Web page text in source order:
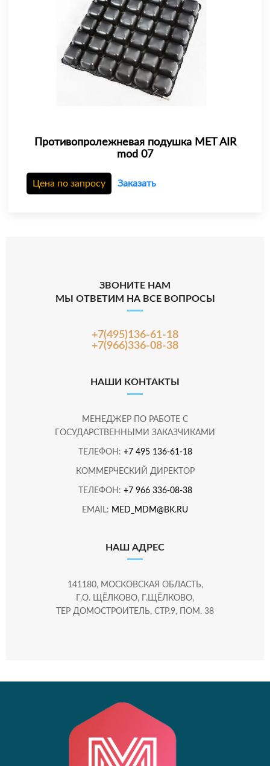
Противопролежневая подушка MET AIR
mod 07
Цена по запросу Заказать
ЗВОНИТЕ НАМ
МЫ ОТВЕТИМ НА ВСЕ ВОПРОСЫ
+7(495)136-61-18
+7(966)336-08-38
НАШИ КОНТАКТЫ
МЕНЕДЖЕР ПО РАБОТЕ С
ГОСУДАРСТВЕННЫМИ ЗАКАЗЧИКАМИ
ТЕЛЕФОН: +7 495 136-61-18
КОММЕРЧЕСКИЙ ДИРЕКТОР
ТЕЛЕФОН: +7 966 336-08-38
EMAIL: MED_MDM@BK.RU
НАШ АДРЕС
141180, МОСКОВСКАЯ ОБЛАСТЬ,
Г.О. ЩЁЛКОВО, Г.ЩЁЛКОВО,
ТЕР ДОМОСТРОИТЕЛЬ, СТР.9, ПОМ. 38